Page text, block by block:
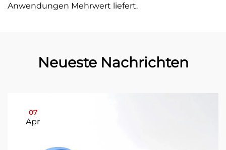
Anwendungen Mehrwert liefert.
Neueste Nachrichten
07
Apr